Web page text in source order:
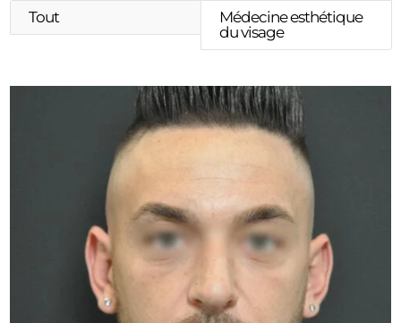
Tout
Médecine esthétique
du visage